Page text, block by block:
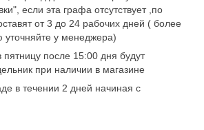
если эта графа отсутствует ,по
от 3 до 24 рабочих дней ( более
у менеджера)
после 15:00 дня будут
при наличии в магазине
в течении 2 дней начиная с